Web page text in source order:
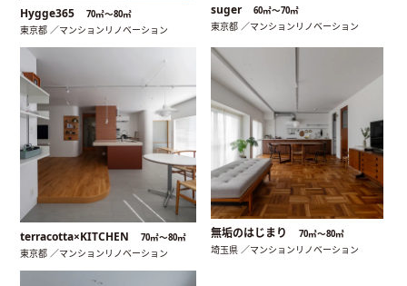
Hygge365 70㎡〜80㎡
東京都 ／マンションリノベーション
suger 60㎡〜70㎡
東京都 ／マンションリノベーション
terracotta×KITCHEN 70㎡〜80㎡
東京都 ／マンションリノベーション
無垢のはじまり 70㎡〜80㎡
埼玉県 ／マンションリノベーション